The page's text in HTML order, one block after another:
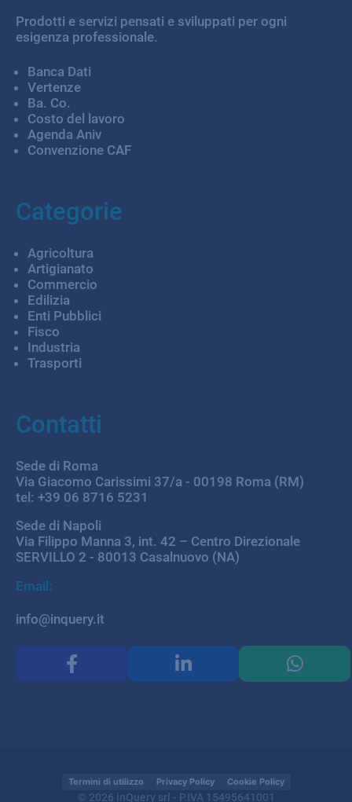
Prodotti e servizi pensati e sviluppati per ogni
esigenza professionale.
Banca Dati
Vertenze
Ba. Co.
Costo del lavoro
Agenda Aniv
Convenzione CAF
Categorie
Agricoltura
Artigianato
Commercio
Edilizia
Enti Pubblici
Fisco
Industria
Trasporti
Contatti
Sede di Roma
Via Giacomo Carissimi 37/a - 00198 Roma (RM)
tel: +39 06 8716 5231
Sede di Napoli
Via Filippo Manna 3, int. 42 – Centro Direzionale
SERVILLO 2 - 80013 Casalnuovo (NA)
Email:
info@inquery.it
© 2026 inQuery srl - P.IVA 15495641001
Termini di utilizzo Privacy Policy Cookie Policy